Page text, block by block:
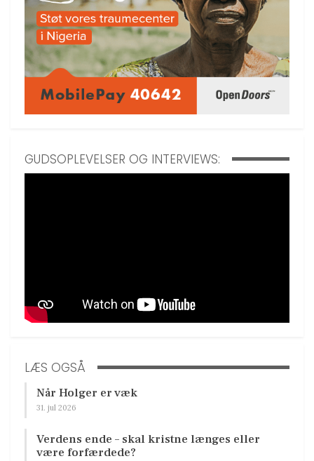
GUDSOPLEVELSER OG INTERVIEWS:
LÆS OGSÅ
Når Holger er væk
31. jul 2026
Verdens ende – skal kristne længes eller
være forfærdede?